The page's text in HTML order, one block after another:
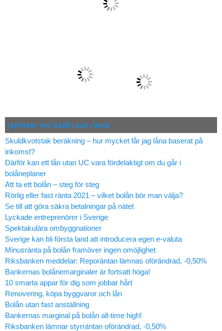
Nyheter om bolån och ränta
Skuldkvotstak beräkning – hur mycket får jag låna baserat på
inkomst?
Därför kan ett lån utan UC vara fördelaktigt om du går i
bolåneplaner
Att ta ett bolån – steg för steg
Rörlig eller fast ränta 2021 – vilket bolån bör man välja?
Se till att göra säkra betalningar på nätet
Lyckade entreprenörer i Sverige
Spektakulära ombyggnationer
Sverige kan bli första land att introducera egen e-valuta
Minusränta på bolån framöver ingen omöjlighet
Riksbanken meddelar: Reporäntan lämnas oförändrad, -0,50%
Bankernas bolånemarginaler är fortsatt höga!
10 smarta appar för dig som jobbar hårt
Renovering, köpa byggvaror och lån
Bolån utan fast anställning
Bankernas marginal på bolån all-time high!
Riksbanken lämnar styrräntan oförändrad, -0,50%